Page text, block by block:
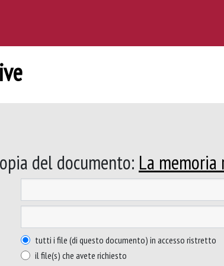
del documento: La memoria
tutti i file (di questo documento) in accesso ristretto
il file(s) che avete richiesto